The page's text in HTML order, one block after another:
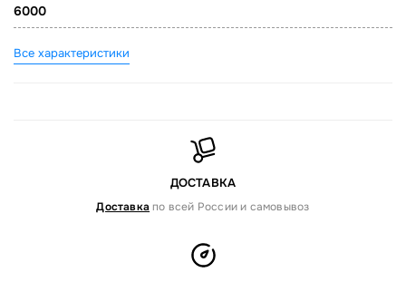
6000
Все характеристики
ДОСТАВКА
Доставка по всей России и самовывоз